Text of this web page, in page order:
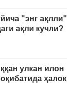
"энг ақлли"
ақли кучли?
улкан илон
ҳалок